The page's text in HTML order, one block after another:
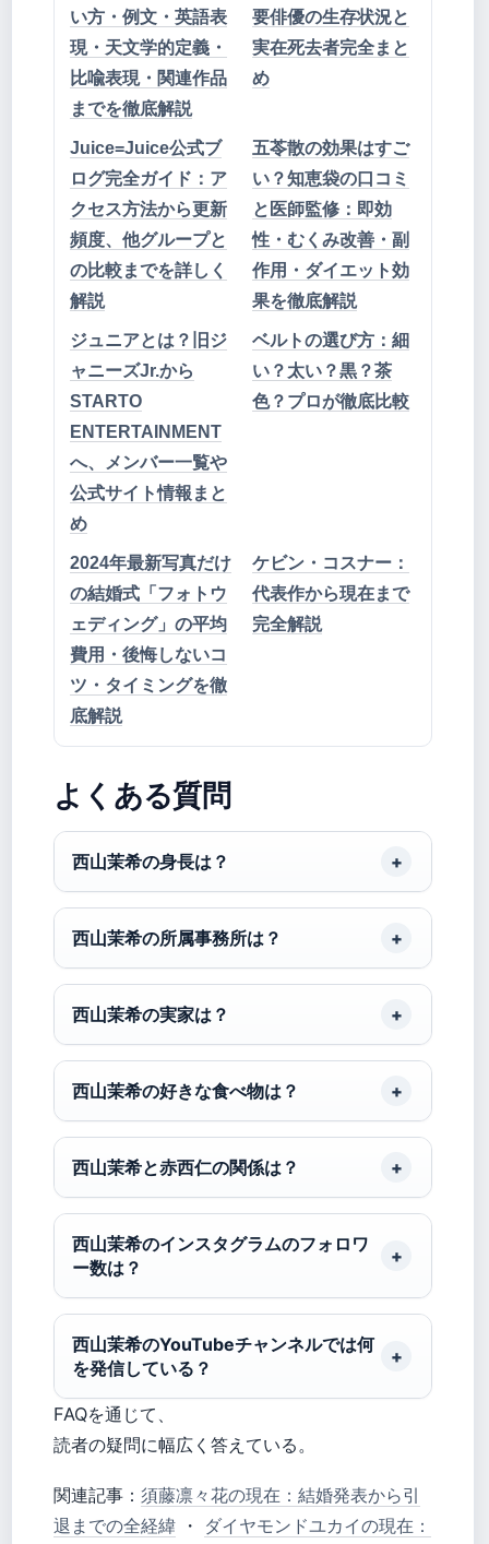
い方・例文・英語表
現・天文学的定義・
比喩表現・関連作品
までを徹底解説
要俳優の生存状況と
実在死去者完全まと
め
Juice=Juice公式ブ
ログ完全ガイド：ア
クセス方法から更新
頻度、他グループと
の比較までを詳しく
解説
五苓散の効果はすご
い？知恵袋の口コミ
と医師監修：即効
性・むくみ改善・副
作用・ダイエット効
果を徹底解説
ジュニアとは？旧ジ
ャニーズJr.から
STARTO
ENTERTAINMENT
へ、メンバー一覧や
公式サイト情報まと
め
ベルトの選び方：細
い？太い？黒？茶
色？プロが徹底比較
2024年最新写真だけ
の結婚式「フォトウ
ェディング」の平均
費用・後悔しないコ
ツ・タイミングを徹
底解説
ケビン・コスナー：
代表作から現在まで
完全解説
よくある質問
西山茉希の身長は？
西山茉希の所属事務所は？
西山茉希の実家は？
西山茉希の好きな食べ物は？
西山茉希と赤西仁の関係は？
西山茉希のインスタグラムのフォロワ
ー数は？
西山茉希のYouTubeチャンネルでは何
を発信している？
FAQを通じて、
読者の疑問に幅広く答えている。
関連記事： 須藤凛々花の現在：結婚発表から引
退までの全経緯 ・ ダイヤモンドユカイの現在：